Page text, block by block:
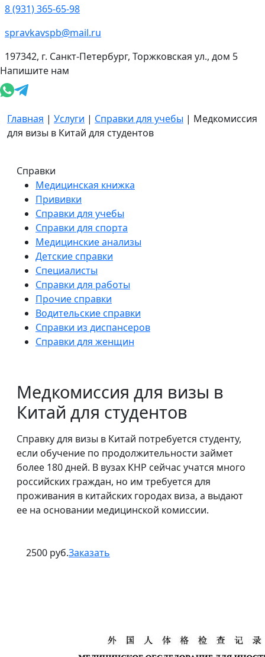
8 (931) 365-65-98
spravkavspb@mail.ru
197342, г. Санкт-Петербург, Торжковская ул., дом 5
Напишите нам
Главная | Услуги | Справки для учебы | Медкомиссия
для визы в Китай для студентов
Справки
Медицинская книжка
Прививки
Справки для учебы
Справки для спорта
Медицинские анализы
Детские справки
Специалисты
Справки для работы
Прочие справки
Водительские справки
Справки из диспансеров
Справки для женщин
Медкомиссия для визы в
Китай для студентов
Справку для визы в Китай потребуется студенту,
если обучение по продолжительности займет
более 180 дней. В вузах КНР сейчас учатся много
российских граждан, но им требуется для
проживания в китайских городах виза, а выдают
ее на основании медицинской комиссии.
2500 руб.Заказать